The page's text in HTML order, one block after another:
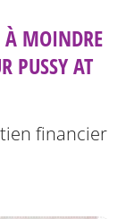
MOINDRE
PUSSY AT
financier